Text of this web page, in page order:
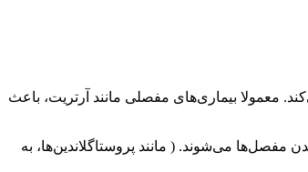
معمولا بیماری‌های مفصلی مانند آرتریت، باعث
مفصل‌ها می‌شوند. ( مانند پروستاگلاندین‌ها، به